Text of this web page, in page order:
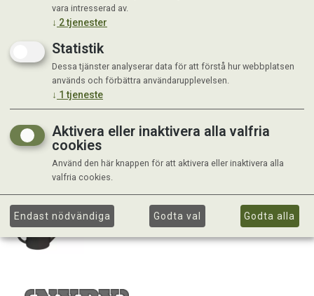
vara intresserad av.
↓ 2tjenester
Statistik
Dessa tjänster analyserar data för att förstå hur webbplatsen
används och förbättra användarupplevelsen.
↓ 1 tjeneste
Aktivera eller inaktivera alla valfria
cookies
Använd den här knappen för att aktivera eller inaktivera alla
valfria cookies.
Endast nödvändiga Godta val Godta alla